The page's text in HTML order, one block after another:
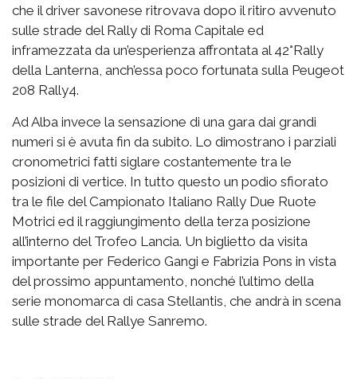
che il driver savonese ritrovava dopo il ritiro avvenuto
sulle strade del Rally di Roma Capitale ed
inframezzata da un’esperienza affrontata al 42°Rally
della Lanterna, anch’essa poco fortunata sulla Peugeot
208 Rally4.
Ad Alba invece la sensazione di una gara dai grandi
numeri si è avuta fin da subito. Lo dimostrano i parziali
cronometrici fatti siglare costantemente tra le
posizioni di vertice. In tutto questo un podio sfiorato
tra le file del Campionato Italiano Rally Due Ruote
Motrici ed il raggiungimento della terza posizione
all’interno del Trofeo Lancia. Un biglietto da visita
importante per Federico Gangi e Fabrizia Pons in vista
del prossimo appuntamento, nonché l’ultimo della
serie monomarca di casa Stellantis, che andrà in scena
sulle strade del Rallye Sanremo.